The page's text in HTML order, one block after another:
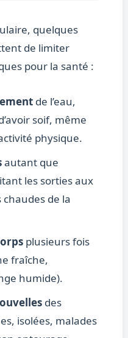
quelques
de limiter
pour la santé :
de l’eau,
soif, même
physique.
autant que
les sorties aux
de la
plusieurs fois
fraîche,
humide).
des
isolées, malades